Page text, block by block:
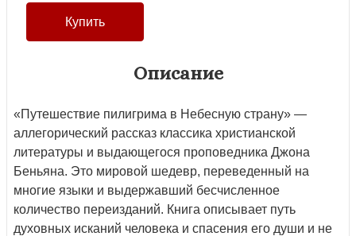
Описание
«Путешествие пилигрима в Небесную страну» —
аллегорический рассказ классика христианской
литературы и выдающегося проповедника Джона
Беньяна. Это мировой шедевр, переведенный на
многие языки и выдержавший бесчисленное
количество переизданий. Книга описывает путь
духовных исканий человека и спасения его души и не